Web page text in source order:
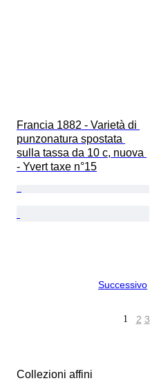
Francia 1882 - Varietà di
punzonatura spostata
sulla tassa da 10 c, nuova
- Yvert taxe n°15
Successivo
1 2 3
Collezioni affini